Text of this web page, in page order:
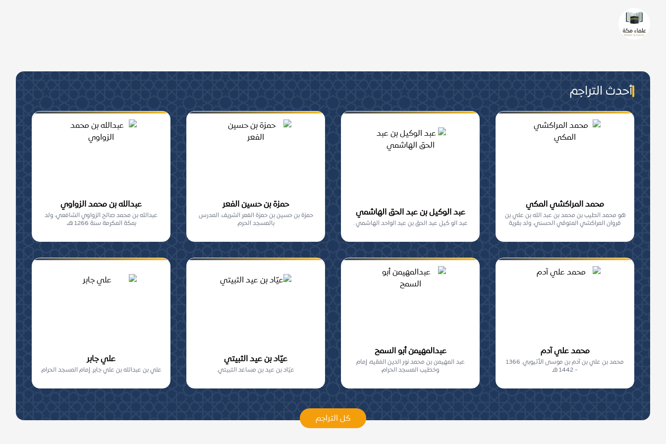
والجماعة, من أهلِ مكة المعاصرين.
أحدث التراجم
محمد المراكشي المكي
هو محمد الطيب بن محمد بن عبد الله بن علي بن
قروان المراكشي المتوقي الحسني، ولد بقرية
عبد الوكيل بن عبد الحق الهاشمي
عبد الو كيل عبد الحق بن عبد الواحد الهاشمي .
حمزة بن حسين الفعر
حمزة بن حسين بن حمزة الفعر الشريف. المدرس
بالمسجد الحرم.
عبدالله بن محمد الزواوي
عبدالله بن محمد صالح الزواوي الشافعي، ولد
بمكة المكرمة سنة 1266 هـ،
محمد علي آدم
محمد بن علي بن آدم بن موسى الأثيوبي. 1366
- 1442 هـ
عبدالمهيمن أبو السمح
عبد المهيمن بن محمد نور الدين الفقيه، إمام
وخطيب المسجد الحرام،
عيّاد بن عيد الثبيتي
عيّاد بن عيد بن مساعد الثبيتي.
علي جابر
علي بن عبدالله بن علي جابر. إمام المسجد الحرام.
كل التراجم